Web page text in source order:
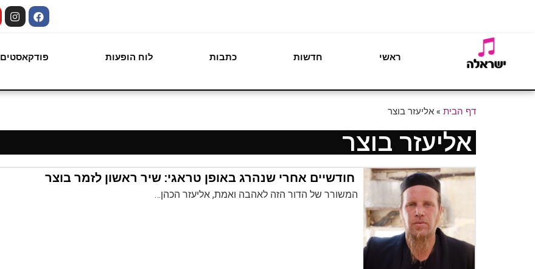
ראשי חדשות כתבות לוח הופעות פודקאסטים
דף הבית » אליעזר בוצר
אליעזר בוצר
חודשיים אחרי שנהרג באופן טראגי: שיר ראשון לזמר בוצר
המשורר של הדור הזה לאהבה ואמת, אליעזר הכהן…